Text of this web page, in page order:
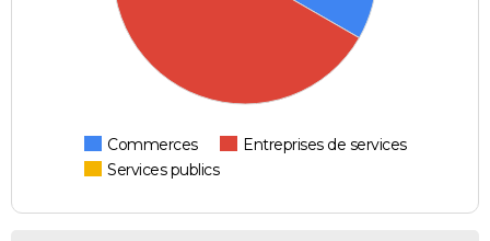
Commerces
Entreprises de services
Services publics